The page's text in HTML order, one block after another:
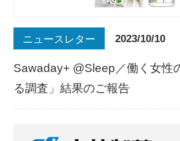
ニュースレター 2023/10/10
Sawaday+ @Sleep／働く女性
る調査」結果のご報告